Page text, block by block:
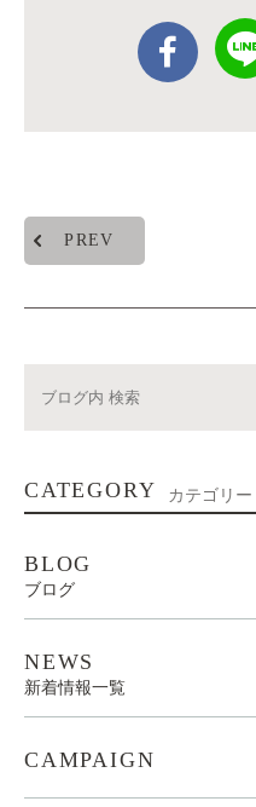
PREV
CATEGORY カテゴリー
BLOG
ブログ
NEWS
新着情報一覧
CAMPAIGN